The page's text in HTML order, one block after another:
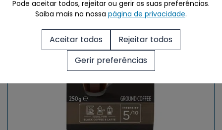
Pode aceitar todos, rejeitar ou gerir as suas preferências.
Saiba mais na nossa página de privacidade.
Aceitar todos
Rejeitar todos
Gerir preferências